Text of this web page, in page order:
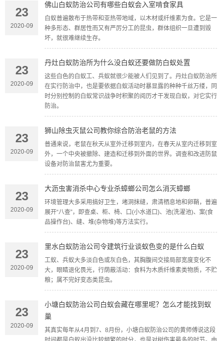
23
2020-09
佛山白蚁防治公司有哪些白蚁会入室啃食家具
白蚁普遍散布于热带和亚热带地域，以木材或纤维素为食。它是一
种多形态、群居性而又有严厉分工的昆虫，群体组织一旦遭到毁
坏，就很难继续生存。
23
2020-09
丹灶白蚁防治所为什么没白蚁还要做防白蚁处置
这些白色的白蚁工、兵蚁就很少能被人们见到了。丹灶白蚁防治所
在实行防治中，也是要依据白蚁活动时暴显露的种种千丝万缕，同
时分别控制的白蚁常识战争时积聚的阅历才干发现白蚁，对它实行
防治。
23
2020-09
狮山除虫灭鼠公司教你综合防治老鼠的方法
普通来说，老鼠在秋天从室外迁移到室内，在春天从室内迁移到室
外，一个中央被撤除、建造和迁移到外面的世界。调查和改进防鼠
设备对防治鼠害尤为重要。
23
2020-09
大沥虫害消杀中心专业杀蟑螂公司怎么消灭蟑螂
环境管理大多采用搞好卫生，堵洞抹缝，肃清栖息地和卵鞘，普遍
展开“八查”，即查桌、柜、椅、口(小水道口)、池(洗濯池)、案(食
品操作台)、缝、堆(杂物堆)等方法实行。
23
2020-09
里水白蚁防治公司令建筑行业谈蚁色变的是什么白蚁
工蚁、兵蚁大多淡白色或灰白色，其胸腹间交接局部宽度变化不
大，眼睛退化畏光，行荫蔽活动：食料为木质纤维素类物质，不贮
粮；属不完好变态类昆虫。
23
2020-09
小塘白蚁防治公司白蚁会藏在哪里呢？怎么才能找到蚁
巢
其真实每年从4月到7、8月份，小塘白蚁防治公司的黄师傅说这段